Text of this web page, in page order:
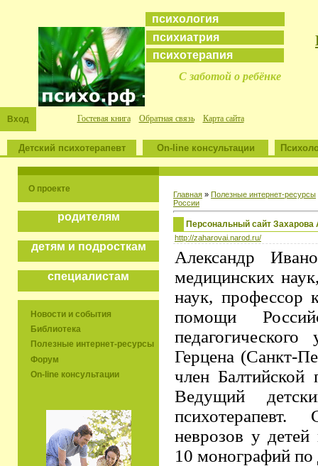
психология
психиатрия
психотерапия
С заботой о ребёнке
Вход Гостевая книга Обратная связь Карта сайта
Детский психотерапевт On-line консультации
О проекте
родителям
детям и подросткам
специалистам
Новости и события
Библиотека
Полезные интернет-ресурсы
Форум
On-line консультации
Главная » Полезные интернет-ресурсы
России
Персональный сайт Захарова
http://zaharovai.narod.ru/
Александр
медицинских
наук, профессор
помощи
Герцена (Санкт-
член Балтийской
Ведущий
неврозов у
10 монографий по